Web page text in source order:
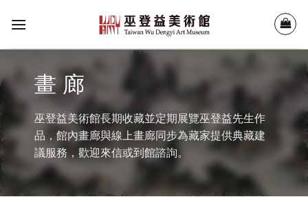
畫 廊
巫登益美術館長期收藏並定期展覽巫登益先生作
品，館內畫廊與線上畫廊同步為藏家提供典藏建
議服務，歡迎來信或到館諮詢。